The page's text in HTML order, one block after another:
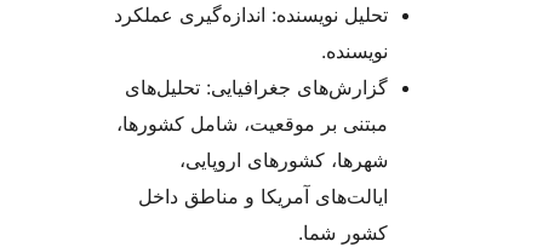
تحلیل نویسنده: اندازه‌گیری عملکرد
گزارش‌های جغرافیایی: تحلیل‌های
مبتنی بر موقعیت، شامل کشورها،
شهرها، کشورهای اروپایی،
ایالت‌های آمریکا و مناطق داخل